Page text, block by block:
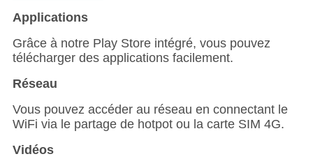
Applications
Grâce à notre Play Store intégré, vous pouvez
télécharger des applications facilement.
Réseau
Vous pouvez accéder au réseau en connectant le
WiFi via le partage de hotpot ou la carte SIM 4G.
Vidéos